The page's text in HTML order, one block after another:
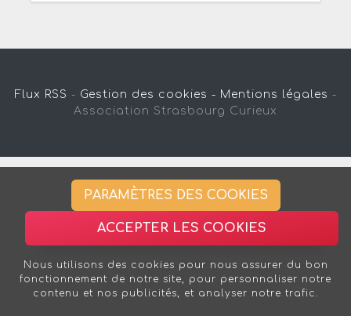
Flux RSS - Gestion des cookies - Mentions légales -
Association Strasbourg Curieux
PARAMÈTRES DES COOKIES
ACCEPTER LES COOKIES
Nous utilisons des cookies pour nous assurer du bon
fonctionnement de notre site, pour personnaliser notre
contenu et nos publicités, et analyser notre trafic.